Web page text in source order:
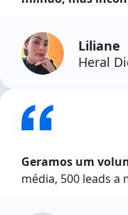
Liliane
Heral
Geramos um
média, 500 leads a